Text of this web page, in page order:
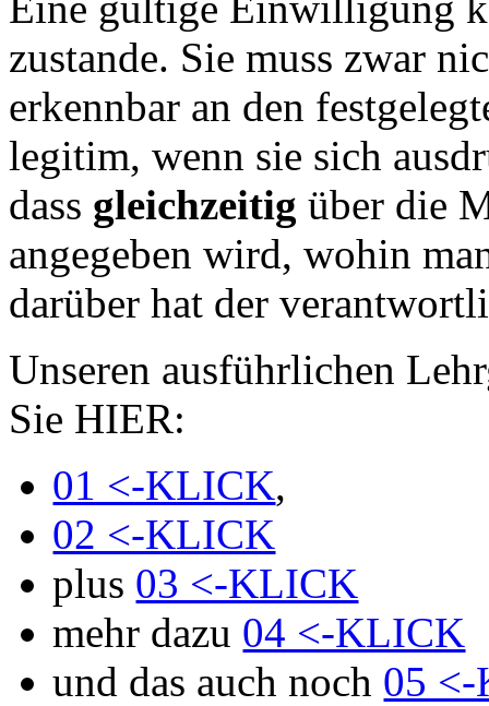
zustande. Sie muss zwar
erkennbar an den
legitim, wenn sie sich
dass gleichzeitigüber die
angegeben wird, wohin
darüber hat der
Unseren ausführlichen
Sie HIER:
01 <-KLICK,
02 <-KLICK
plus 03 <-KLICK
mehr dazu 04 <-KLICK
und das auch noch 05